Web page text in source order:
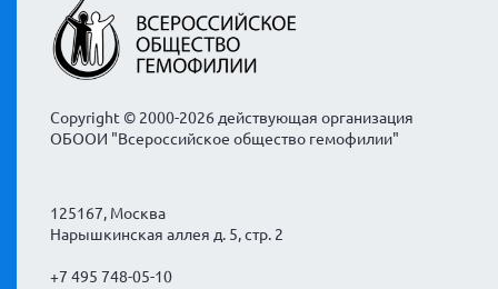
Copyright © 2000-2026 действующая организация
ОБООИ "Всероссийское общество гемофилии"
125167, Москва
Нарышкинская аллея д. 5, стр. 2
+7 495 748-05-10